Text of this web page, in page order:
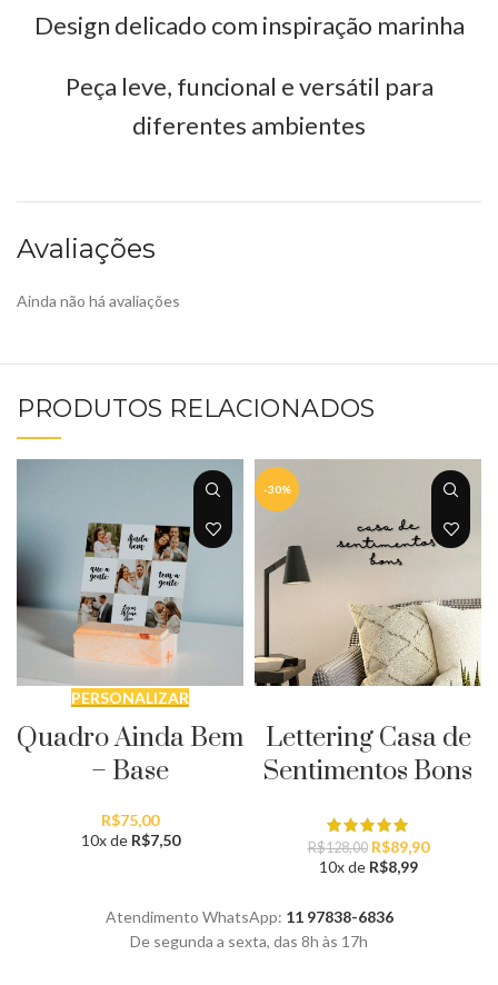
Design delicado com inspiração marinha
Peça leve, funcional e versátil para
diferentes ambientes
Avaliações
Ainda não há avaliações
PRODUTOS RELACIONADOS
PERSONALIZAR
Quadro Ainda Bem
– Base
R$75,00
10x de R$7,50
-30%
Lettering Casa de
Sentimentos Bons
R$128,00 O
preço
R$128,00.
R$89,90O
10x de R$8,99
Atendimento WhatsApp: 11 97838-6836
De segunda a sexta, das 8h às 17h